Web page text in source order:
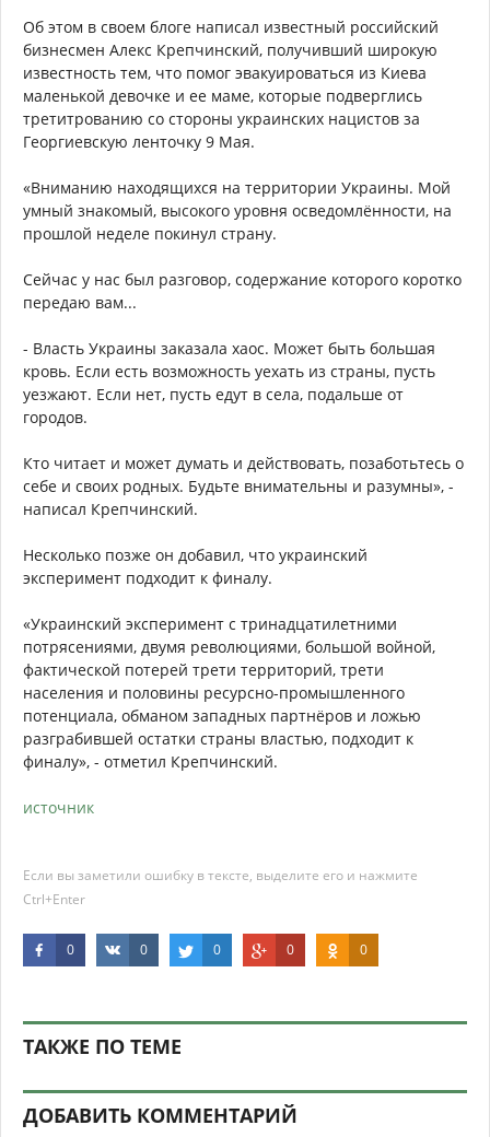
Об этом в своем блоге написал известный российский
бизнесмен Алекс Крепчинский, получивший широкую
известность тем, что помог эвакуироваться из Киева
маленькой девочке и ее маме, которые подверглись
третитрованию со стороны украинских нацистов за
Георгиевскую ленточку 9 Мая.
«Вниманию находящихся на территории Украины. Мой
умный знакомый, высокого уровня осведомлённости, на
прошлой неделе покинул страну.
Сейчас у нас был разговор, содержание которого коротко
передаю вам...
- Власть Украины заказала хаос. Может быть большая
кровь. Если есть возможность уехать из страны, пусть
уезжают. Если нет, пусть едут в села, подальше от
городов.
Кто читает и может думать и действовать, позаботьтесь о
себе и своих родных. Будьте внимательны и разумны», -
написал Крепчинский.
Несколько позже он добавил, что украинский
эксперимент подходит к финалу.
«Украинский эксперимент с тринадцатилетними
потрясениями, двумя революциями, большой войной,
фактической потерей трети территорий, трети
населения и половины ресурсно-промышленного
потенциала, обманом западных партнёров и ложью
разграбившей остатки страны властью, подходит к
финалу», - отметил Крепчинский.
источник
Если вы заметили ошибку в тексте, выделите его и нажмите
Ctrl+Enter
0 0 0 0 0
ТАКЖЕ ПО ТЕМЕ
ДОБАВИТЬ КОММЕНТАРИЙ